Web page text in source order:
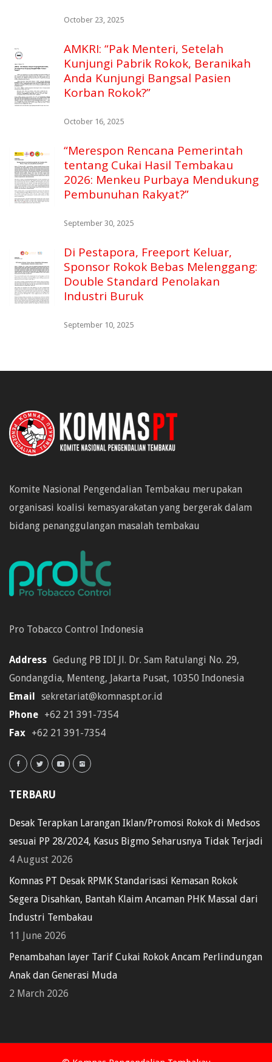
October 23, 2025
AMKRI: “Pak Menteri, Setelah
Kunjungi Pabrik Rokok, Beranikah
Anda Kunjungi Bangsal Pasien
Korban Rokok?”
October 16, 2025
“Merespon Rencana Pemerintah
tentang Cukai Hasil Tembakau
2026: Menkeu Purbaya Mendukung
Pembunuhan Rakyat?”
September 30, 2025
Di Pestapora, Freeport Keluar,
Sponsor Rokok Bebas Melenggang:
Double Standard Penolakan
Industri Buruk
September 10, 2025
Komite Nasional Pengendalian Tembakau merupakan
organisasi koalisi kemasyarakatan yang bergerak dalam
bidang penanggulangan masalah tembakau
Pro Tobacco Control Indonesia
Address Gedung PB IDI Jl. Dr. Sam Ratulangi No. 29,
Gondangdia, Menteng, Jakarta Pusat, 10350 Indonesia
Email
sekretariat@komnaspt.or.id
Phone +62 21 391-7354
Fax +62 21 391-7354
TERBARU
Desak Terapkan Larangan Iklan/Promosi Rokok di Medsos
sesuai PP 28/2024, Kasus Bigmo Seharusnya Tidak Terjadi
4 August 2026
Komnas PT Desak RPMK Standarisasi Kemasan Rokok
Segera Disahkan, Bantah Klaim Ancaman PHK Massal dari
Industri Tembakau
11 June 2026
Penambahan layer Tarif Cukai Rokok Ancam Perlindungan
Anak dan Generasi Muda
2 March 2026